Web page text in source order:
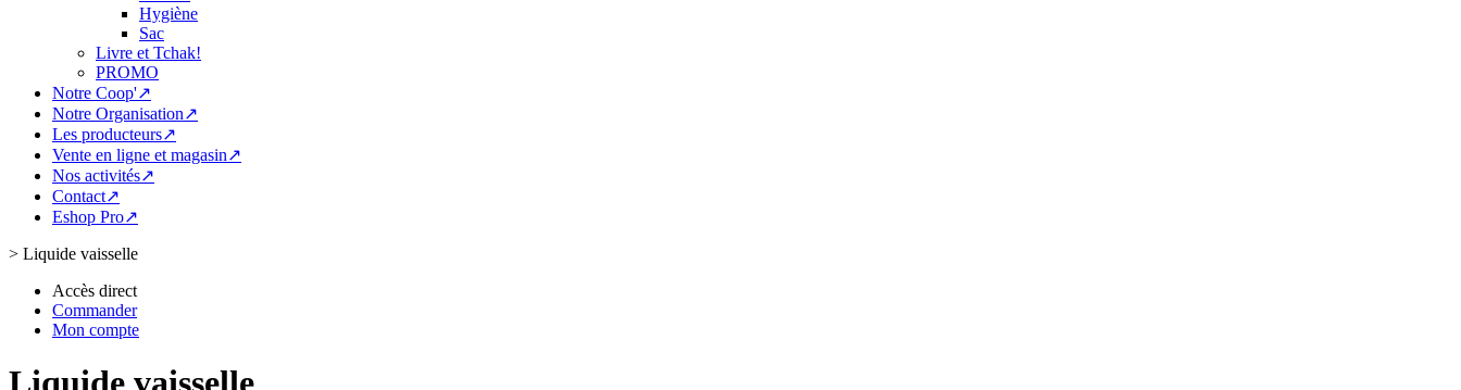
Hygiène
Sac
Livre et Tchak!
PROMO
Notre Coop'↗
Notre Organisation↗
Les producteurs↗
Vente en ligne et magasin↗
Nos activités↗
Contact↗
Eshop Pro↗
> Liquide vaisselle
Accès direct
Commander
Mon compte